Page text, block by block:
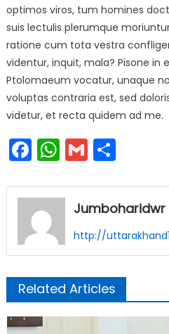
optimos viros, tum homines
suis lectulis plerumque
ratione cum tota vestra
videntur, inquit, mala? Pisone in
Ptolomaeum vocatur, unaque
voluptas contraria est, sed
videtur, et recta quidem ad me.
Facebook
WhatsApp
GmailShare
Jumboharidwr
http://
Related Articles